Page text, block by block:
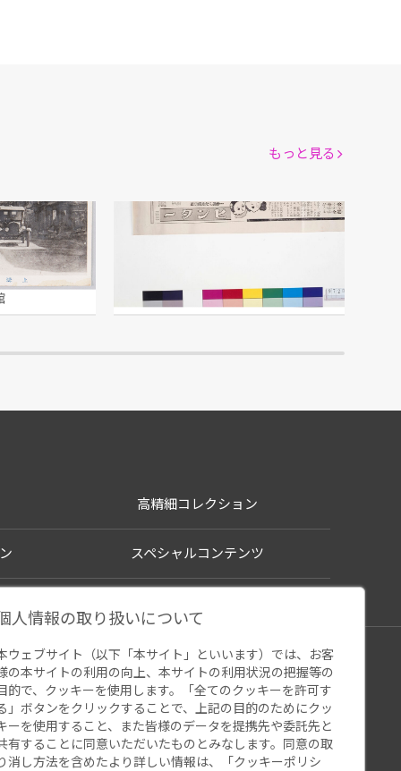
「ヒンター」広告
江戸東京博物館
もっと見る
高精細コレクション
スペシャルコンテンツ
ー ウェブアクセシビリティ 関連サイト
人情報の取り扱いについて
ウェブサイト（以下「本サイト」といいます）では、お客
の本サイトの利用の向上、本サイトの利用状況の把握等の
的で、クッキーを使用します。「全てのクッキーを許可す
」ボタンをクリックすることで、上記の目的のためにクッ
ーを使用すること、また皆様のデータを提携先や委託先と
有することに同意いただいたものとみなします。同意の取
消し方法を含めたより詳しい情報は、「 クッキーポリシ